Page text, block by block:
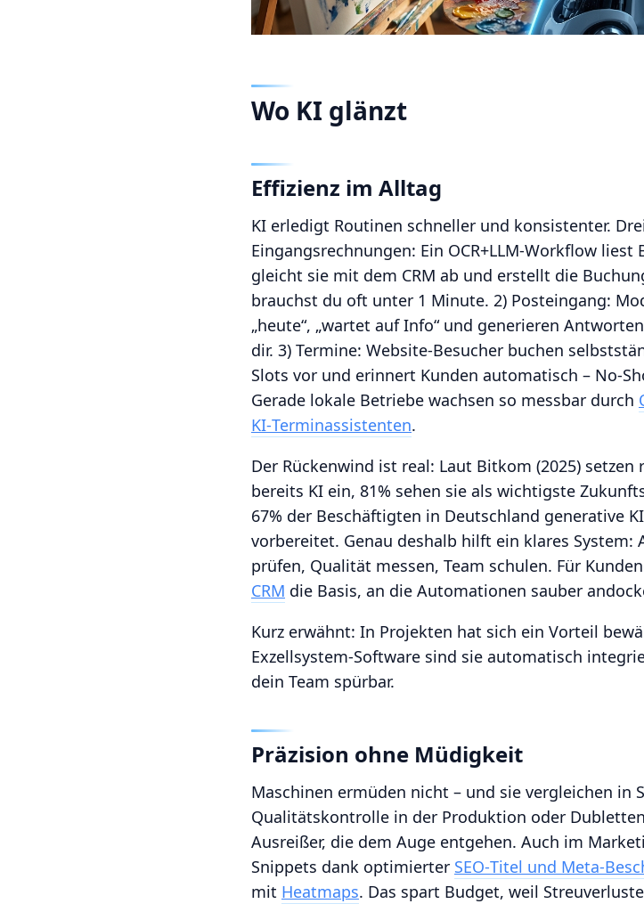
Wo KI glänzt
Effizienz im Alltag
KI erledigt Routinen schneller und konsistenter.
Eingangsrechnungen: Ein OCR+LLM-Workflow
gleicht sie mit dem CRM ab und erstellt die
brauchst du oft unter 1 Minute. 2) Posteingang:
„heute“, „wartet auf Info“ und generieren
dir. 3) Termine: Website-Besucher buchen
Slots vor und erinnert Kunden automatisch –
Gerade lokale Betriebe wachsen so messbar durch
KI‑Terminassistenten.
Der Rückenwind ist real: Laut Bitkom (2025)
bereits KI ein, 81% sehen sie als wichtigste
67% der Beschäftigten in Deutschland generative
vorbereitet. Genau deshalb hilft ein klares System:
prüfen, Qualität messen, Team schulen. Für
CRM die Basis, an die Automationen sauber
Kurz erwähnt: In Projekten hat sich ein Vorteil
Exzellsystem‑Software sind sie automatisch
dein Team spürbar.
Präzision ohne Müdigkeit
Maschinen ermüden nicht – und sie vergleichen in
Qualitätskontrolle in der Produktion oder
Ausreißer, die dem Auge entgehen. Auch im
Snippets dank optimierter SEO‑Titel und
mit Heatmaps. Das spart Budget, weil